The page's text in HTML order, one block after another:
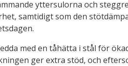
yttersulorna och
samtidigt som den
med en tåhätta i stål för
ger extra stöd, och